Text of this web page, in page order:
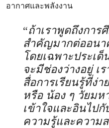
“ถ้าเราพูดถึงการ
สำคัญมากต่ออนา
โดยเฉพาะประเ
จะมีช่องว่างอยู่ เ
สื่อการเรียนรู้ที่ง่
หรือ น้อง ๆ วัยมห
เข้าใจและอินไป
ความรู้และความ